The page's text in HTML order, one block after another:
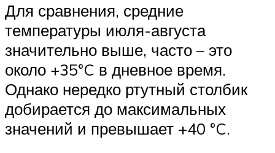
Для сравнения, средние
температуры июля-августа
значительно выше, часто – это
около +35°C в дневное время.
Однако нередко ртутный столбик
добирается до максимальных
значений и превышает +40 °C.